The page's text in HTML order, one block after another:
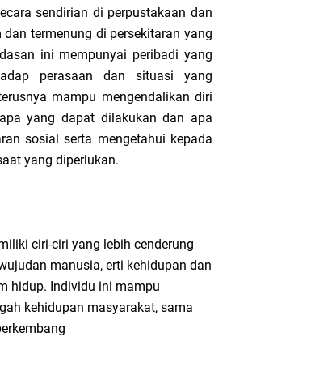
sendirian di perpustakaan dan
termenung di persekitaran yang
ini mempunyai peribadi yang
perasaan dan situasi yang
mampu mengendalikan diri
yang dapat dilakukan dan apa
sosial serta mengetahui kepada
yang diperlukan.
ciri-ciri yang lebih cenderung
manusia, erti kehidupan dan
hidup. Individu ini mampu
kehidupan masyarakat, sama